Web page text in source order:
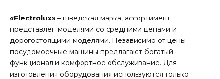
«Electrolux» – шведская марка, ассортимент
представлен моделями со средними ценами и
дорогостоящими моделями. Независимо от цены
посудомоечные машины предлагают богатый
функционал и комфортное обслуживание. Для
изготовления оборудования используются только